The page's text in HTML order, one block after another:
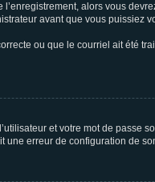
alors vous
avant que vous puissiez
ou que le courriel ait été
et votre mot de passe
erreur de configuration de